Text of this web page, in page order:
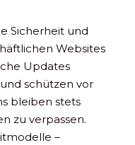
Sicherheit und
Websites
Updates
schützen vor
bleiben stets
zu verpassen.
–